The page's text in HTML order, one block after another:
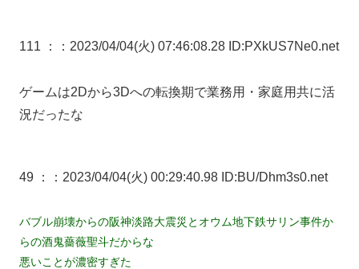
111 ： ：2023/04/04(火) 07:46:08.28 ID:PXkUS7Ne0.net
ゲームは2Dから3Dへの転換期で業務用・家庭用共に活
況だったな
49 ： ：2023/04/04(火) 00:29:40.98 ID:BU/Dhm3s0.net
バブル崩壊からの阪神淡路大震災とオウム地下鉄サリン事件か
らの酒鬼薔薇聖斗だからな
悪いことが濃密すぎた